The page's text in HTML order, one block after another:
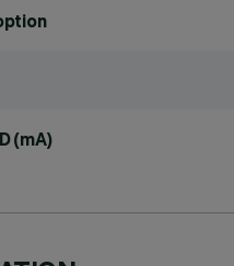
(mA)